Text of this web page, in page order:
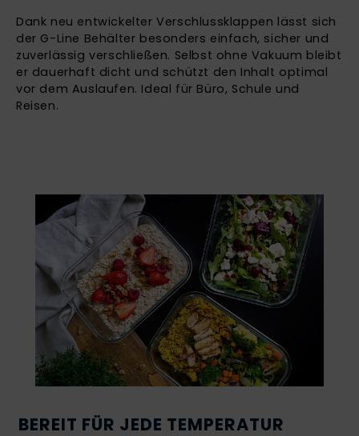
Dank neu entwickelter Verschlussklappen lässt sich
der G-Line Behälter besonders einfach, sicher und
zuverlässig verschließen. Selbst ohne Vakuum bleibt
er dauerhaft dicht und schützt den Inhalt optimal
vor dem Auslaufen. Ideal für Büro, Schule und
Reisen.
BEREIT FÜR JEDE TEMPERATUR